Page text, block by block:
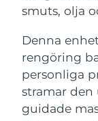
smuts, olja
Denna
rengöring
personliga
stramar
guidade
FAQ™
Anti-aging
Brunei
Bulgarien
Kanada
Chile